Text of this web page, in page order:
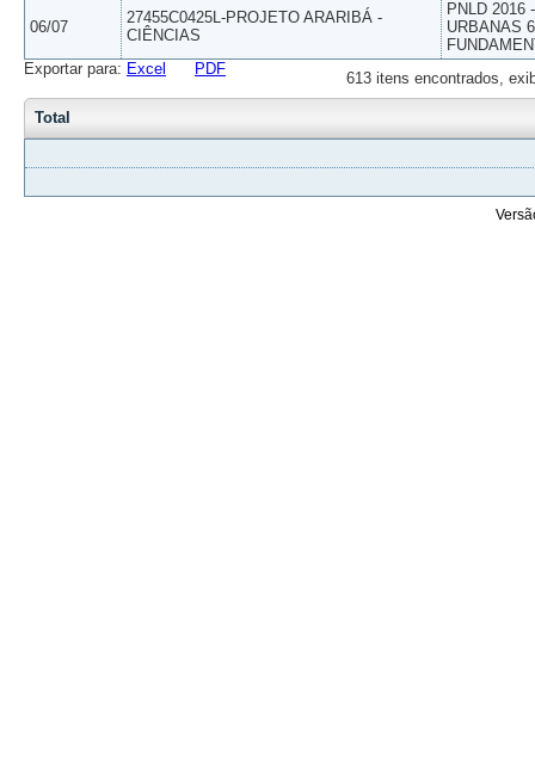
06/07
27455C0425L-PROJETO ARARIBÁ -
CIÊNCIAS
PNLD 2016
URBANAS
613 itens encontrados,
Exportar para: Excel PDF
Total